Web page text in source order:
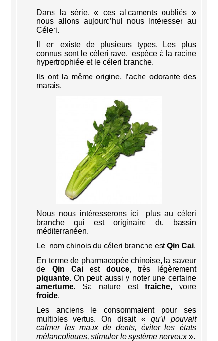
Dans la série, « ces alicaments oubliés »
nous allons aujourd’hui nous intéresser au
Céleri.
Il en existe de plusieurs types. Les plus
connus sont le céleri rave, espèce à la racine
hypertrophiée et le céleri branche.
Ils ont la même origine, l’ache odorante des
marais.
Nous nous intéresserons ici plus au céleri
branche qui est originaire du bassin
méditerranéen.
Le nom chinois du céleri branche estQin Cai.
En terme de pharmacopée chinoise, la saveur
de Qin Caiestdouce, très légèrement
piquante. On peut aussi y noter une certaine
amertume. Sa nature est fraîche,voire
froide.
Les anciens le consommaient pour ses
multiples vertus. On disait « qu’il pouvait
calmer les maux de dents, éviter les états
mélancoliques, stimuler le système nerveux».